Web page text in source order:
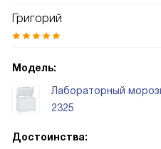
Григорий
Модель:
Лабораторный
2325
Достоинства: